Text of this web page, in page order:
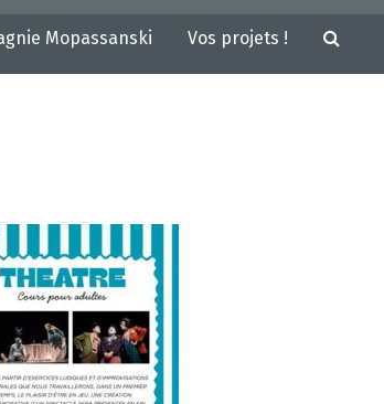
Mopassanski Vos projets !